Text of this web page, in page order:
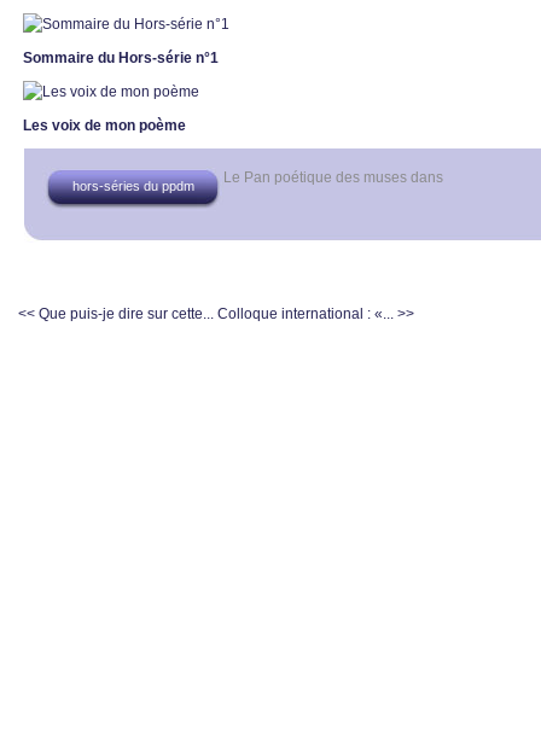
Sommaire du Hors-série n°1
Les voix de mon poème
Le Pan poétique des muses dans
hors-séries du ppdm
<< Que puis-je dire sur cette... Colloque international : «... >>